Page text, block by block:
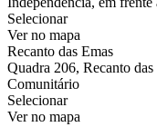
Selecionar
Ver no mapa
Recanto das Emas
Quadra 206, Recanto
Comunitário
Selecionar
Ver no mapa